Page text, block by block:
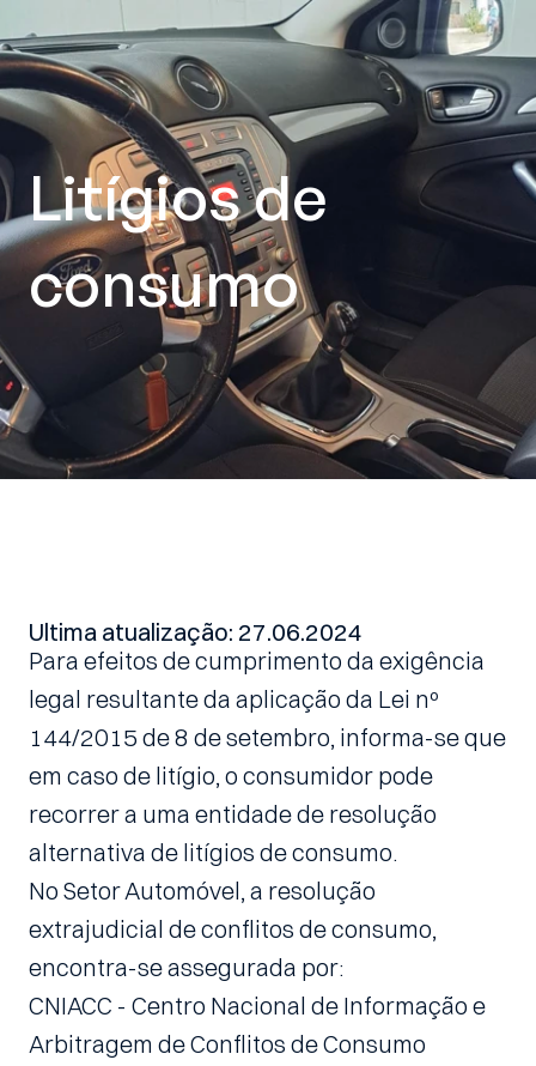
Litígios de
consumo
Última atualização: 27.06.2024
Para efeitos de cumprimento da exigência
legal resultante da aplicação da Lei nº
144/2015 de 8 de setembro, informa-se que
em caso de litígio, o consumidor pode
recorrer a uma entidade de resolução
alternativa de litígios de consumo.
No Setor Automóvel, a resolução
extrajudicial de conflitos de consumo,
encontra-se assegurada por:
CNIACC - Centro Nacional de Informação e
Arbitragem de Conflitos de Consumo